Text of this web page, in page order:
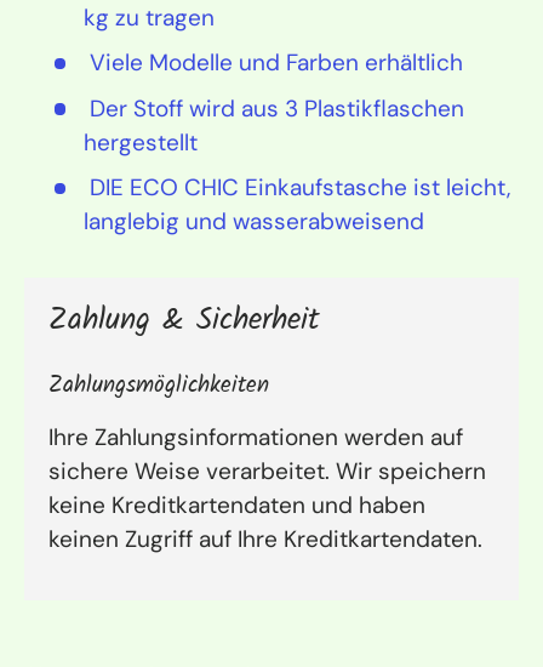
kg zu tragen
Viele Modelle und Farben erhältlich
Der Stoff wird aus 3 Plastikflaschen
hergestellt
DIE ECO CHIC Einkaufstasche ist leicht,
langlebig und wasserabweisend
Zahlung & Sicherheit
Zahlungsmöglichkeiten
Ihre Zahlungsinformationen werden auf
sichere Weise verarbeitet. Wir speichern
keine Kreditkartendaten und haben
keinen Zugriff auf Ihre Kreditkartendaten.